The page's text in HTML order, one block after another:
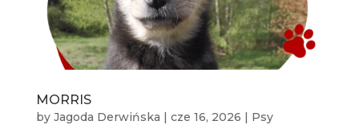
MORRIS
by Jagoda Derwińska | cze 16, 2026 | Psy